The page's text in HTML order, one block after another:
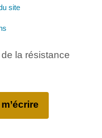
site
la résistance